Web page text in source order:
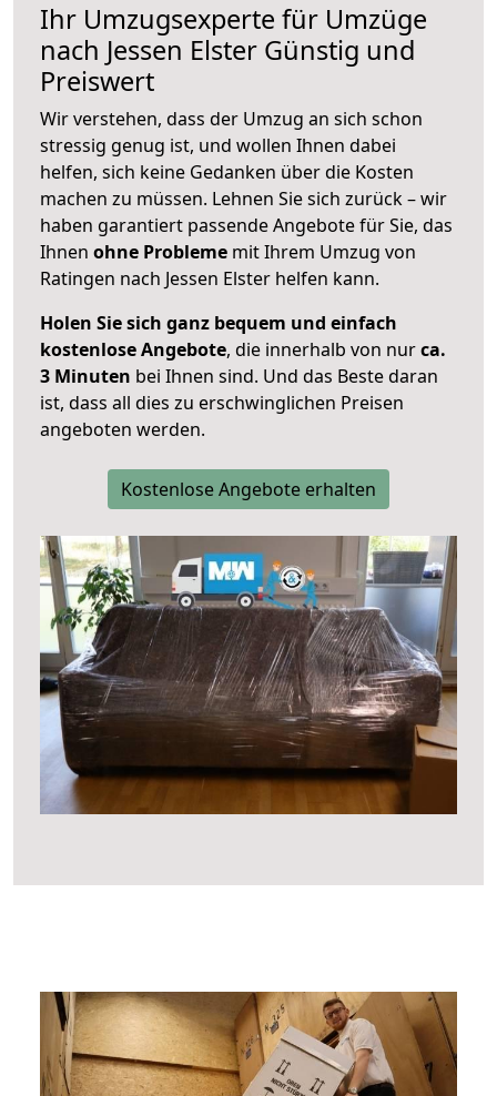
Ihr Umzugsexperte für Umzüge
nach Jessen Elster Günstig und
Preiswert
Wir verstehen, dass der Umzug an sich schon
stressig genug ist, und wollen Ihnen dabei
helfen, sich keine Gedanken über die Kosten
machen zu müssen. Lehnen Sie sich zurück – wir
haben garantiert passende Angebote für Sie, das
Ihnen ohne Probleme mit Ihrem Umzug von
Ratingen nach Jessen Elster helfen kann.
Holen Sie sich ganz bequem und einfach
kostenlose Angebote, die innerhalb von nurca.
3 Minuten bei Ihnen sind. Und das Beste daran
ist, dass all dies zu erschwinglichen Preisen
angeboten werden.
Kostenlose Angebote erhalten